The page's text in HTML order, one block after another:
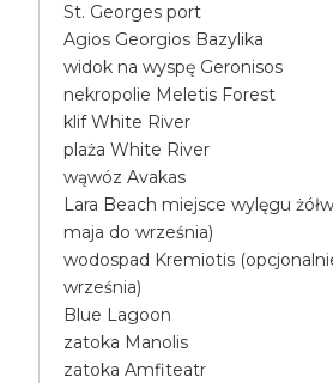
St. Georges port
Agios Georgios Bazylika
widok na wyspę Geronisos
nekropolie Meletis Forest
klif White River
plaża White River
wąwóz Avakas
Lara Beach miejsce wylęgu
maja do września)
wodospad Kremiotis
września)
Blue Lagoon
zatoka Manolis
zatoka Amfiteatr